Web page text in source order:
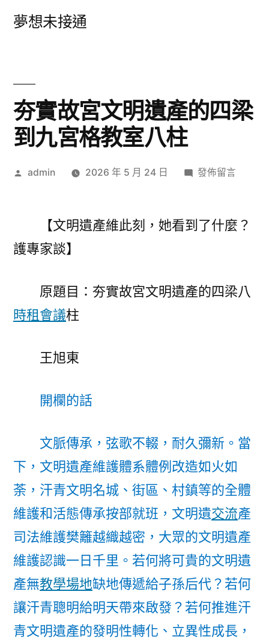
夢想未接通
夯實故宮文明遺產的四梁
到九宮格教室八柱
作
admin 2026 年 5 月 24 日
在
故
遺
教
室
八
柱〉
發佈留言
【文明遺產維此刻，她看到了什麼？
護專家談】
原題目：夯實故宮文明遺產的四梁八
時租會議柱
王旭東
開欄的話
文脈傳承，弦歌不輟，耐久彌新。當
下，文明遺產維護體系體例改造如火如
荼，汗青文明名城、街區、村鎮等的全體
維護和活態傳承按部就班，文明遺交流產
司法維護樊籬越織越密，大眾的文明遺產
維護認識一日千里。若何將可貴的文明遺
產無教學場地缺地傳遞給子孫后代？若何
讓汗青聰明給明天帶來啟發？若何推進汗
青文明遺產的發明性轉化、立異性成長，